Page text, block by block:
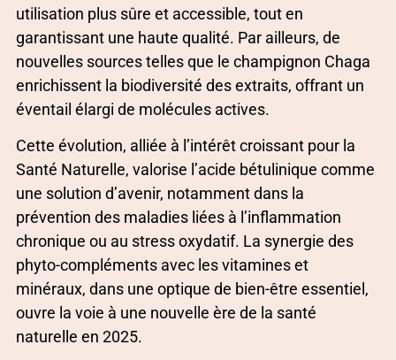
utilisation plus sûre et accessible, tout en
garantissant une haute qualité. Par ailleurs, de
nouvelles sources telles que le champignon Chaga
enrichissent la biodiversité des extraits, offrant un
éventail élargi de molécules actives.
Cette évolution, alliée à l’intérêt croissant pour la
Santé Naturelle, valorise l’acide bétulinique comme
une solution d’avenir, notamment dans la
prévention des maladies liées à l’inflammation
chronique ou au stress oxydatif. La synergie des
phyto-compléments avec les vitamines et
minéraux, dans une optique de bien-être essentiel,
ouvre la voie à une nouvelle ère de la santé
naturelle en 2025.